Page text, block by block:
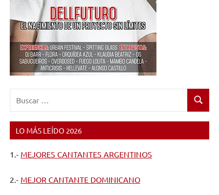
Buscar
LO MÁS LEÍDO 2026
1.- MEJORES CANTANTES ARGENTINOS
2.- MEJOR CANTANTE DOMINICANO